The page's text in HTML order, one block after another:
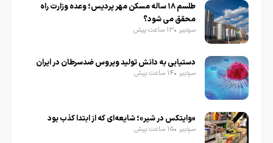
طلسم ۱۸ ساله مسکن مهر پردیس؛ وعده‌ وزارت راه
محقق می شود؟
سردبیر 13 ساعت پیش
دستیابی به دانش تولید ویروس ضدسرطان در ایران
سردبیر 14 ساعت پیش
«وایتکس در شیر»؛ شایعه‌ای که از ابتدا کذب بود
سردبیر 15 ساعت پیش